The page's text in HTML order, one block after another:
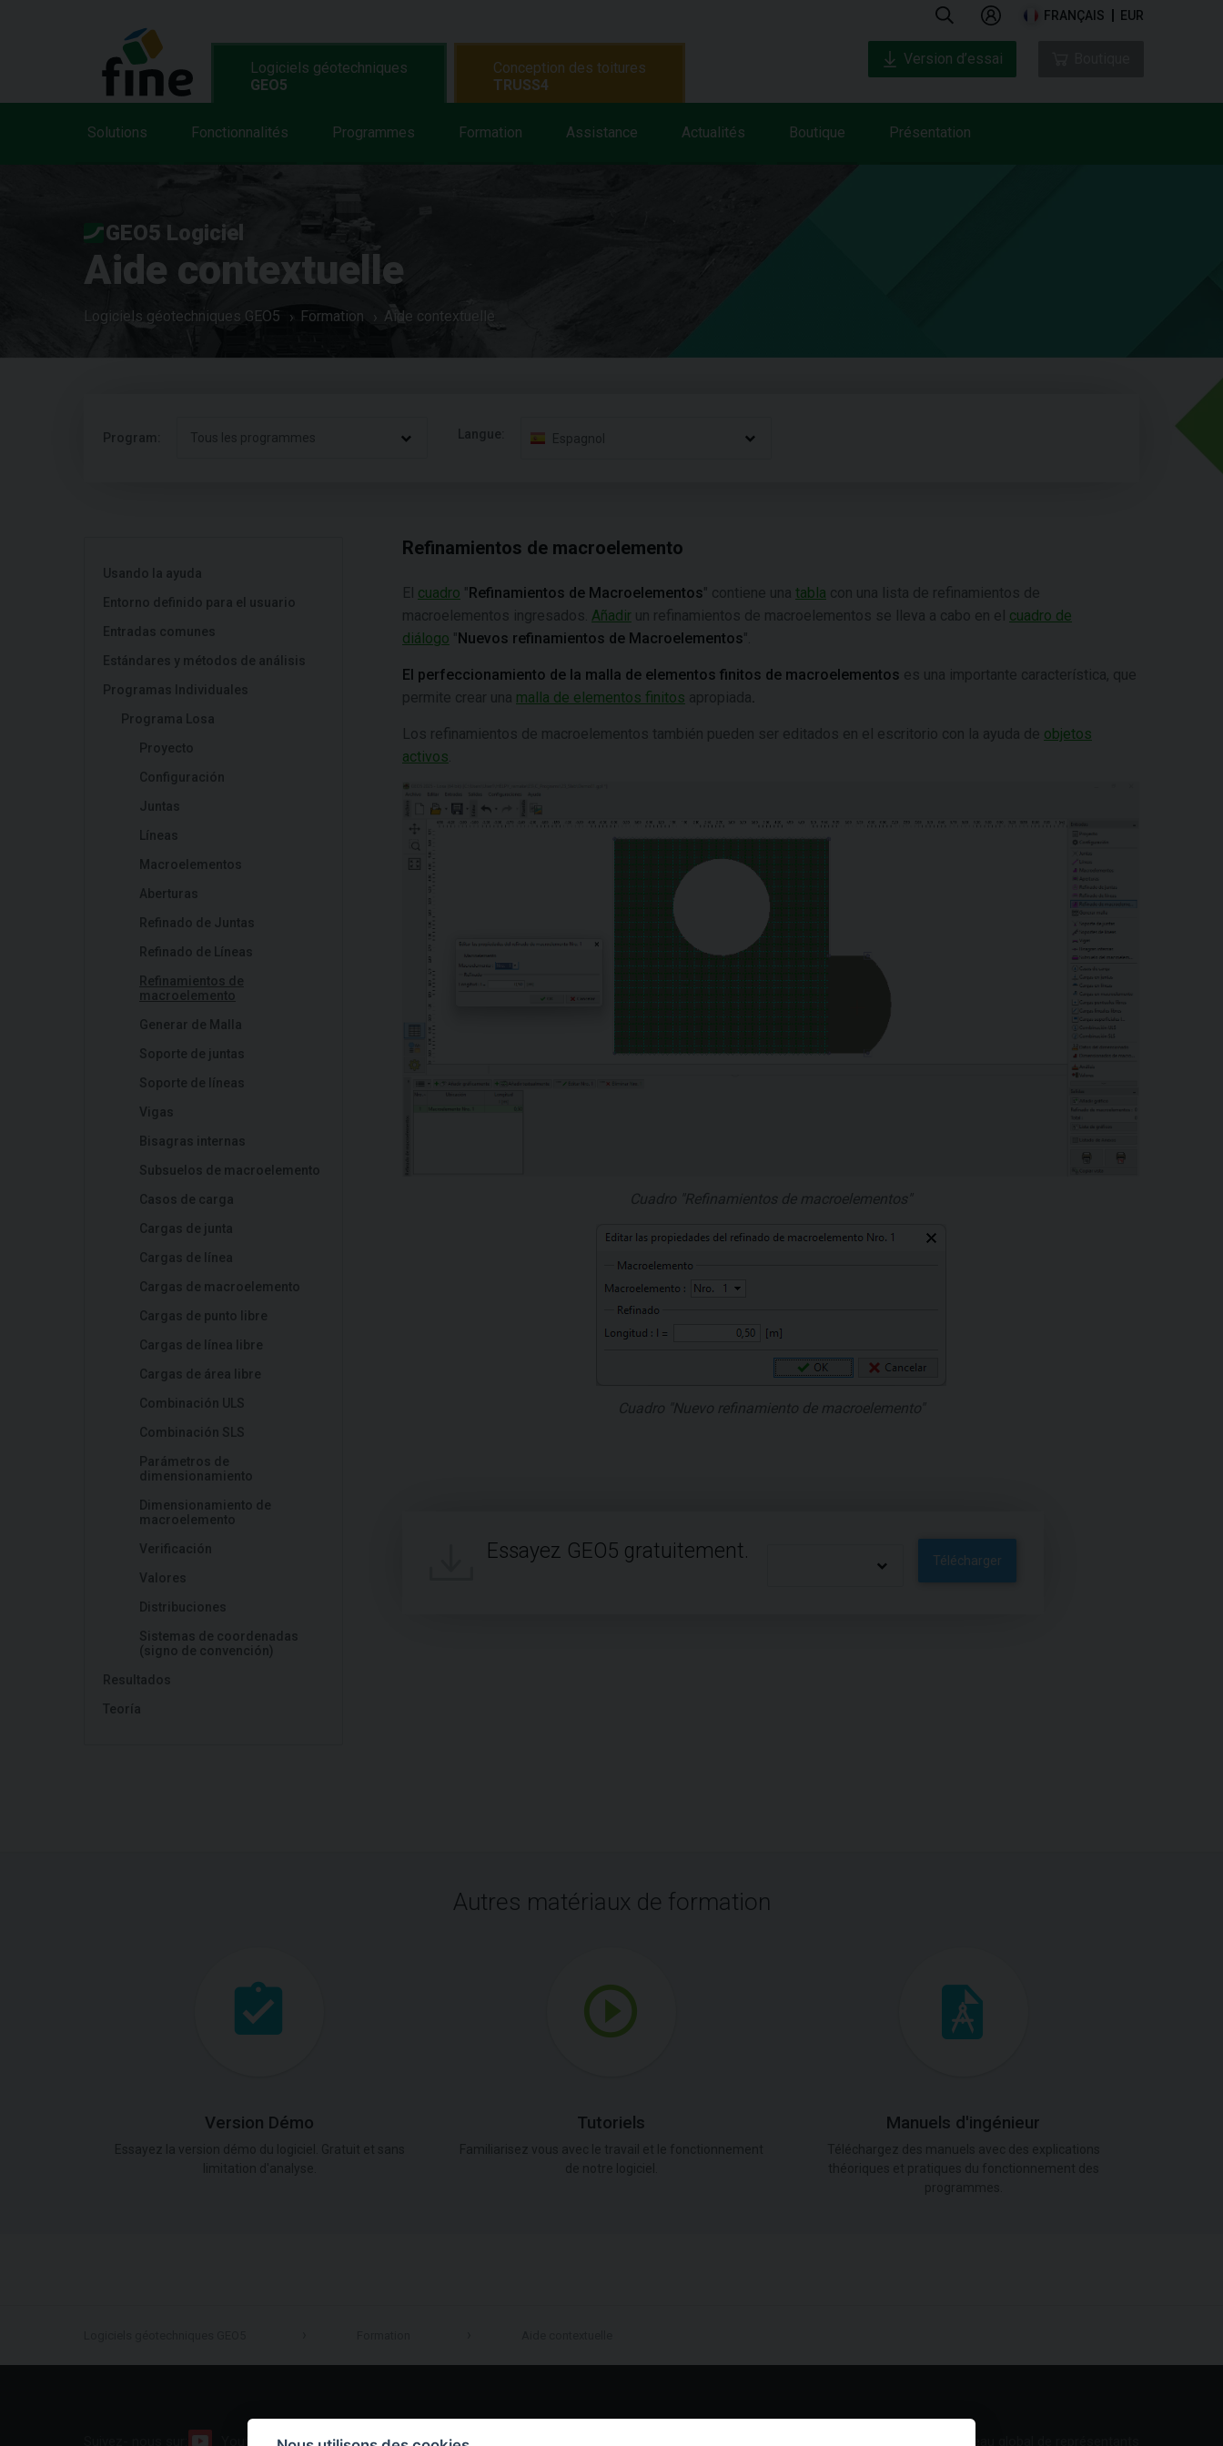
FRANÇAIS EUR
Logiciels géotechniques
GEO5
Solutions Fonctionnalités Programmes Formation Assistance Actualités Boutique Présentation
Conception des toitures
TRUSS4
Version d’essai
GEO5 Logiciel
Aide contextuelle
Logiciels géotechniques GEO5 Formation Aide contextuelle
Program: Tous les programmes Langue: Espagnol
Usando la ayuda
Entorno definido para el usuario
Entradas comunes
Estándares y métodos de análisis
Programas Individuales
Programa Losa
Proyecto
Configuración
Juntas
Líneas
Macroelementos
Aberturas
Refinado de Juntas
Refinado de Líneas
Refinamientos de
macroelemento
Generar de Malla
Soporte de juntas
Soporte de líneas
Vigas
Bisagras internas
Subsuelos de macroelemento
Casos de carga
Cargas de junta
Cargas de línea
Cargas de macroelemento
Cargas de punto libre
Cargas de línea libre
Cargas de área libre
Combinación ULS
Combinación SLS
Parámetros de
dimensionamiento
Dimensionamiento de
macroelemento
Verificación
Valores
Distribuciones
Sistemas de coordenadas
(signo de convención)
Resultados
Teoría
Refinamientos de macroelemento
El cuadro "Refinamientos de Macroelementos" contiene una tabla con una lista de refinamientos de
macroelementos ingresados. Añadir un refinamientos de macroelementos se lleva a cabo en el cuadro de
diálogo "Nuevos refinamientos de Macroelementos".
El perfeccionamiento de la malla de elementos finitos de macroelementos es una importante característica, que
permite crear una malla de elementos finitos apropiada.
Los refinamientos de macroelementos también pueden ser editados en el escritorio con la ayuda de objetos
activos
Cuadro "Refinamientos de macroelementos"
Cuadro "Nuevo refinamiento de macroelemento"
Essayez GEO5 gratuitement. Télécharger
Autres matériaux de formation
Version Démo Tutoriels Manuels d'ingénieur
Facebook LinkedIn